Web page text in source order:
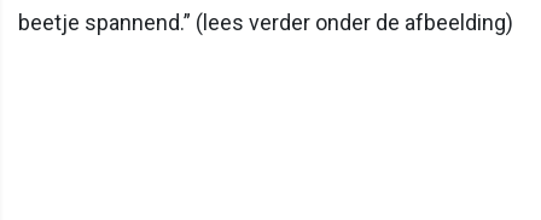
beetje spannend.” (lees verder onder de afbeelding)